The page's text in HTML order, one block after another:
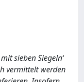
sieben Siegeln‘
vermittelt werden